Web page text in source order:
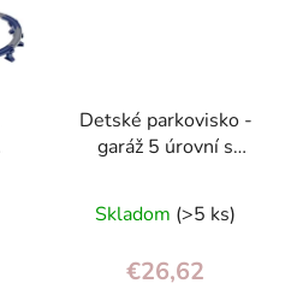
Detské parkovisko -
garáž 5 úrovní s
áut, svetlá, zvuky (3+)
Skladom (>5 ks)
€26,62